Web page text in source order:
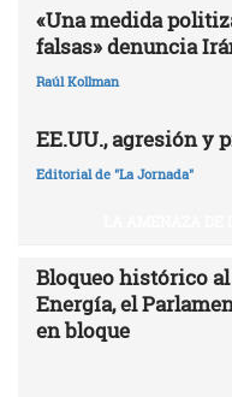
«Una medida
falsas» denuncia
Raúl Kollman
EE.UU., agresión y
Editorial de "La Jornada"
Bloqueo histórico al
Energía, el
en bloque